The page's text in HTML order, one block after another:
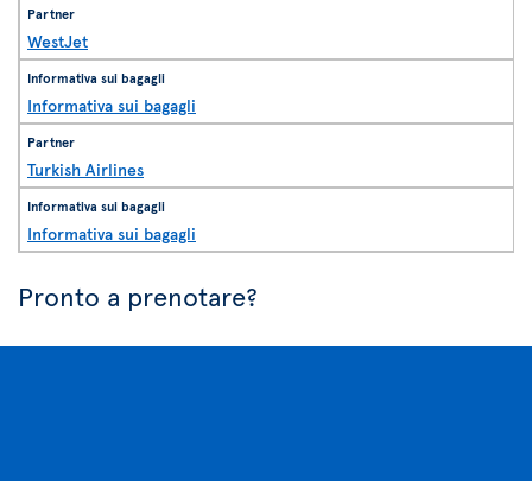
WestJet
Informativa sui bagagli
Turkish Airlines
Informativa sui bagagli
Pronto a prenotare?